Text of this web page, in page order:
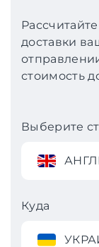
доставки
стоимость
Выберите
Куда